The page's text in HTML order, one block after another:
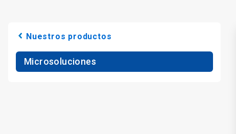
Nuestros productos
Microsoluciones